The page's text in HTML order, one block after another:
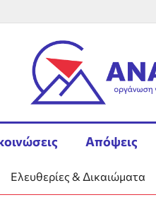
Απόψεις
Ελευθερίες & Δικαιώματα